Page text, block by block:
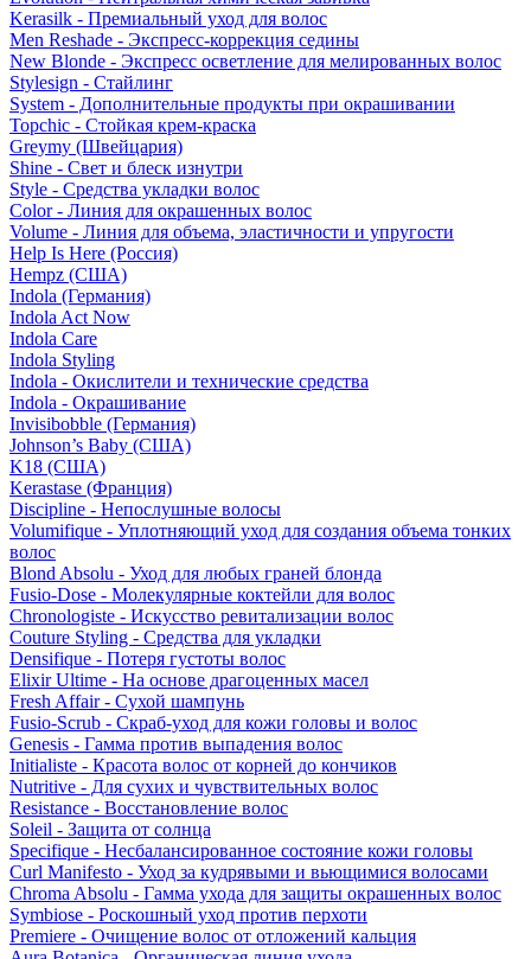
Kerasilk - Премиальный уход для волос
Men Reshade - Экспресс-коррекция седины
New Blonde - Экспресс осветление для мелированных волос
Stylesign - Стайлинг
System - Дополнительные продукты при окрашивании
Topchic - Стойкая крем-краска
Greymy (Швейцария)
Shine - Свет и блеск изнутри
Style - Средства укладки волос
Color - Линия для окрашенных волос
Volume - Линия для объема, эластичности и упругости
Help Is Here (Россия)
Hempz (США)
Indola (Германия)
Indola Act Now
Indola Care
Indola Styling
Indola - Окислители и технические средства
Indola - Окрашивание
Invisibobble (Германия)
Johnson’s Baby (США)
K18 (США)
Kerastase (Франция)
Discipline - Непослушные волосы
Volumifique - Уплотняющий уход для создания объема тонких
волос
Blond Absolu - Уход для любых граней блонда
Fusio-Dose - Молекулярные коктейли для волос
Chronologiste - Искусство ревитализации волос
Couture Styling - Средства для укладки
Densifique - Потеря густоты волос
Elixir Ultime - На основе драгоценных масел
Fresh Affair - Сухой шампунь
Fusio-Scrub - Скраб-уход для кожи головы и волос
Genesis - Гамма против выпадения волос
Initialiste - Красота волос от корней до кончиков
Nutritive - Для сухих и чувствительных волос
Resistance - Восстановление волос
Soleil - Защита от солнца
Specifique - Несбалансированное состояние кожи головы
Curl Manifesto - Уход за кудрявыми и вьющимися волосами
Chroma Absolu - Гамма ухода для защиты окрашенных волос
Symbiose - Роскошный уход против перхоти
Premiere - Очищение волос от отложений кальция